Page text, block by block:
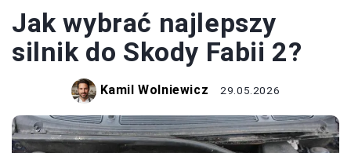
Jak wybrać najlepszy
silnik do Skody Fabii 2?
Kamil Wolniewicz 29.05.2026